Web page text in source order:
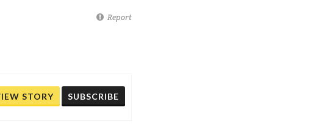
Report
STORY SUBSCRIBE